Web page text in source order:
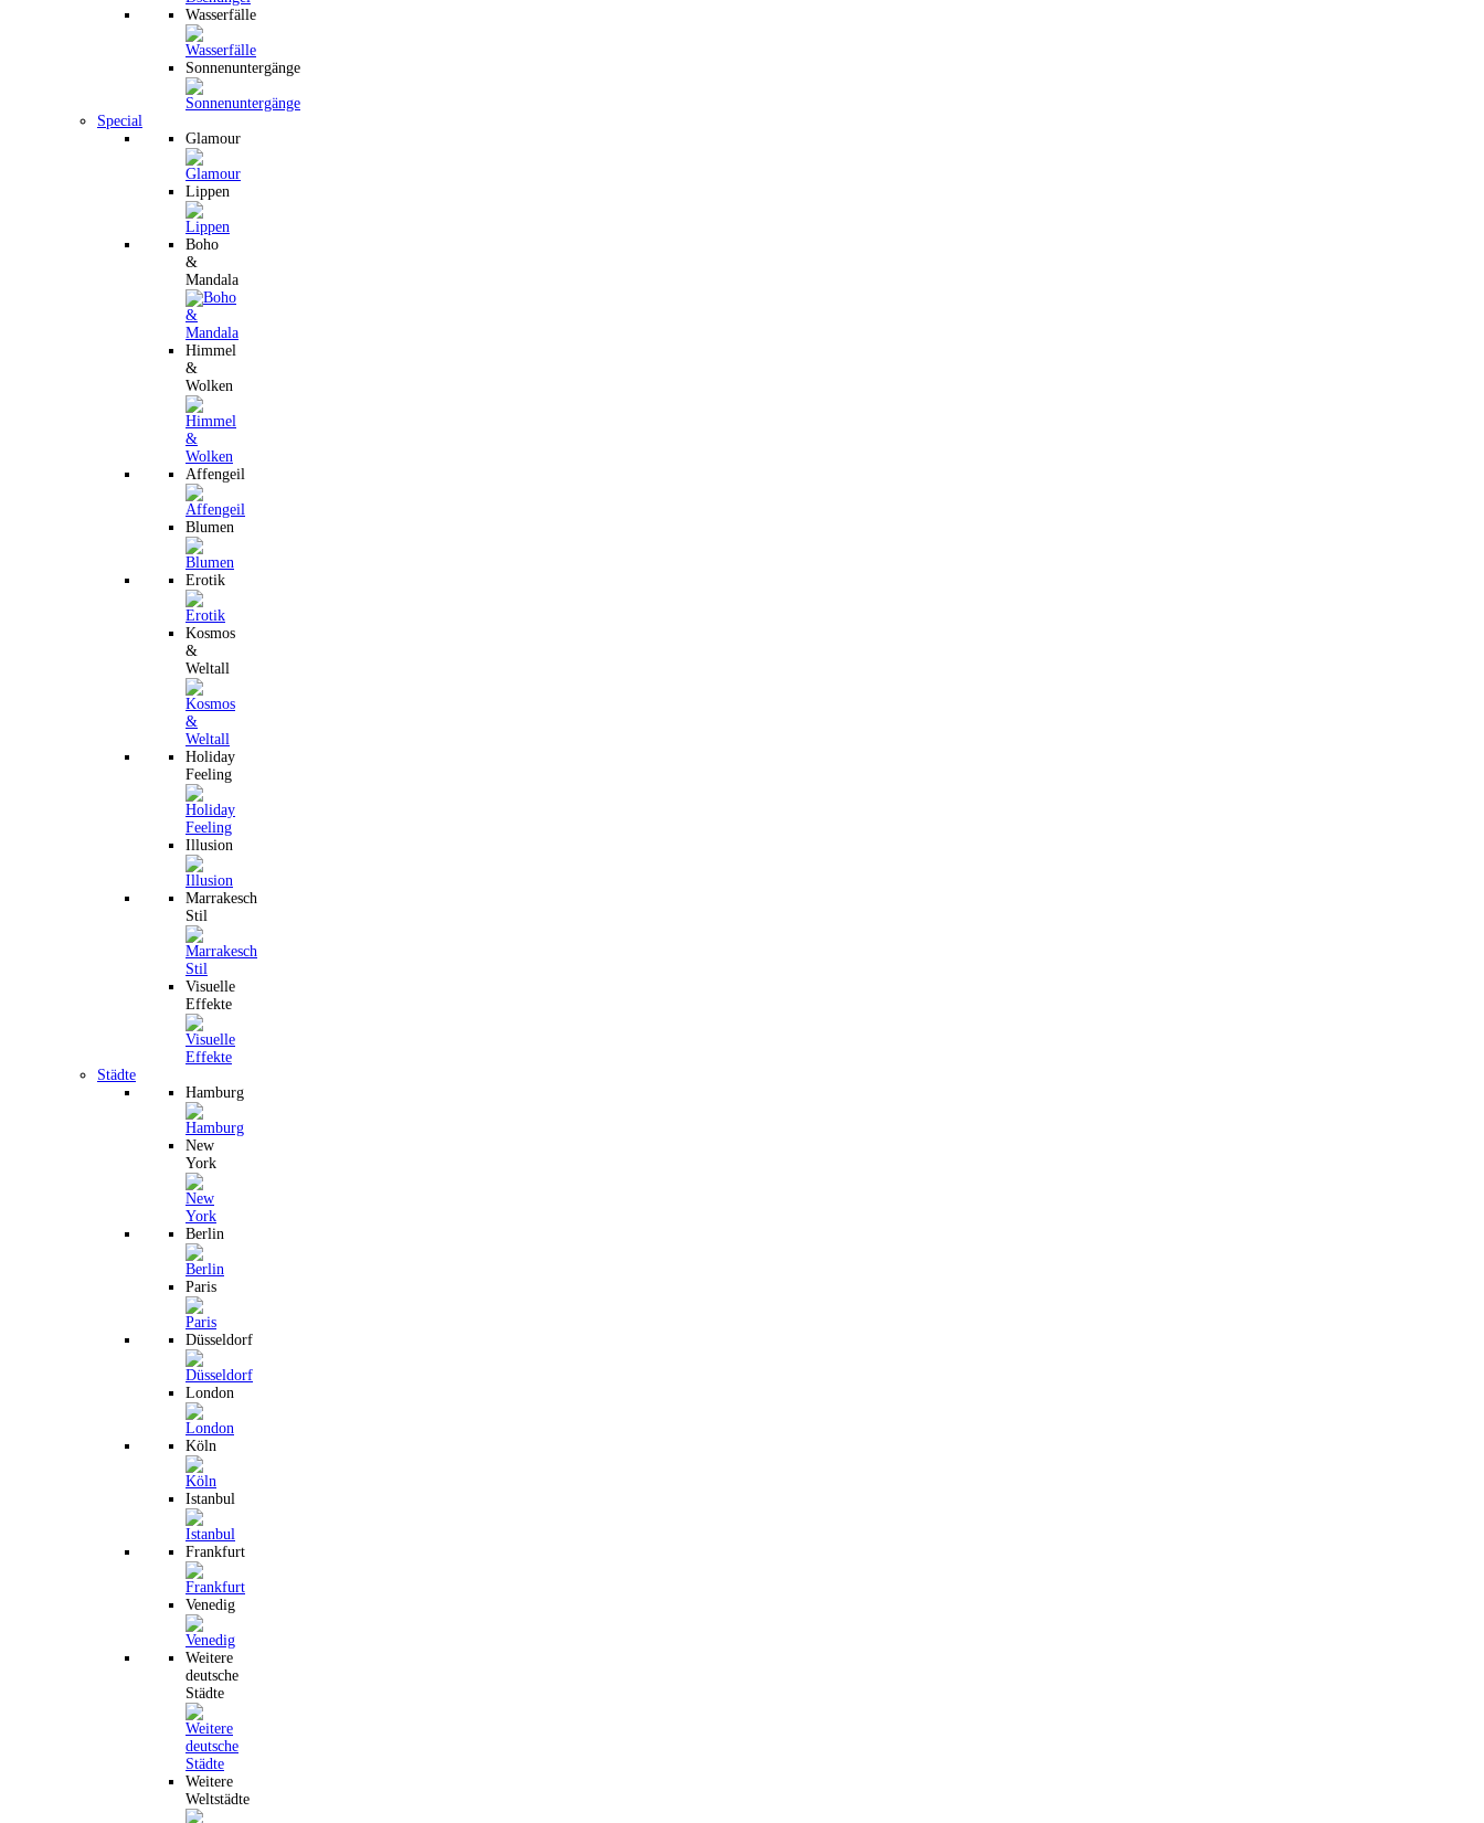
Wasserfälle
Sonnenuntergänge
Special
Glamour
Lippen
Boho
&
Mandala
Himmel
&
Wolken
Affengeil
Blumen
Erotik
Kosmos
&
Weltall
Holiday
Feeling
Illusion
Marrakesch
Stil
Visuelle
Effekte
Städte
Hamburg
New
York
Berlin
Paris
Düsseldorf
London
Köln
Istanbul
Frankfurt
Venedig
Weitere
deutsche
Städte
Weitere
Weltstädte